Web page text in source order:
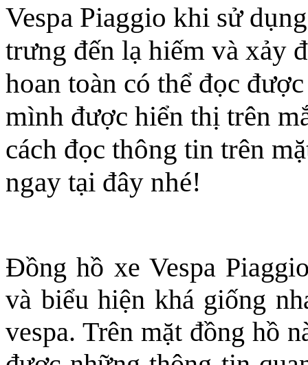
Vespa Piaggio khi sử
trưng đến lạ hiếm và xảy
hoan toàn có thể đọc
mình được hiển thị trên
cách đọc thông tin trên
ngay tại đây nhé!
Đồng hồ xe Vespa
và biểu hiện khá giống
vespa. Trên mặt đồng hồ